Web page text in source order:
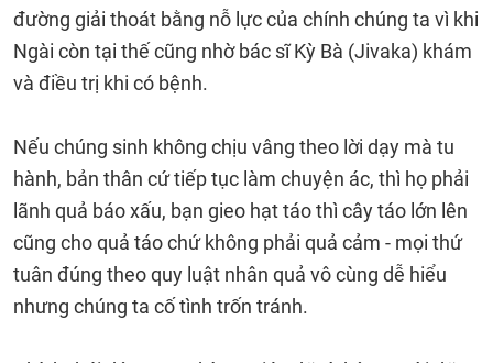
đường giải thoát bằng nỗ lực của chính chúng ta vì khi
Ngài còn tại thế cũng nhờ bác sĩ Kỳ Bà (Jivaka) khám
và điều trị khi có bệnh.
Nếu chúng sinh không chịu vâng theo lời dạy mà tu
hành, bản thân cứ tiếp tục làm chuyện ác, thì họ phải
lãnh quả báo xấu, bạn gieo hạt táo thì cây táo lớn lên
cũng cho quả táo chứ không phải quả cảm - mọi thứ
tuân đúng theo quy luật nhân quả vô cùng dễ hiểu
nhưng chúng ta cố tình trốn tránh.